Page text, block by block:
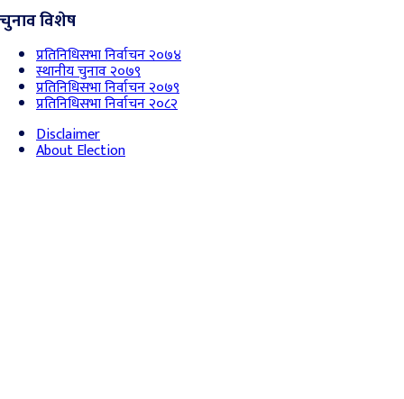
चुनाव विशेष
प्रतिनिधिसभा निर्वाचन २०७४
स्थानीय चुनाव २०७९
प्रतिनिधिसभा निर्वाचन २०७९
प्रतिनिधिसभा निर्वाचन २०८२
Disclaimer
About Election